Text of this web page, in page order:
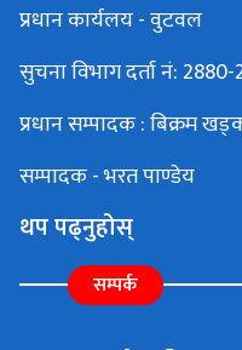
प्रधान कार्यलय - वुटवल
सुचना विभाग दर्ता नं:
प्रधान सम्पादक : बिक्रम
सम्पादक - भरत पाण्डेय
थप पढ्नुहोस्
सम्पर्क